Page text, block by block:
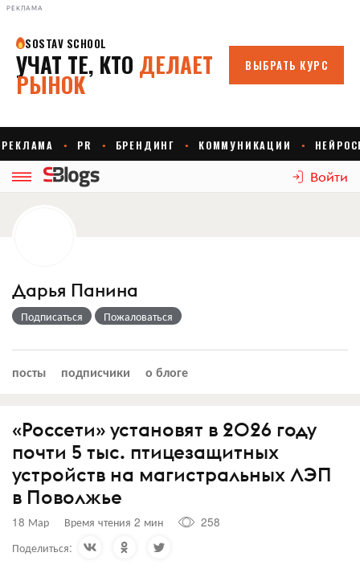
РЕКЛАМА
Войти
Дарья Панина
Подписаться Пожаловаться
посты подписчики о блоге
«Россети» установят в 2026 году
почти 5 тыс. птицезащитных
устройств на магистральных ЛЭП
в Поволжье
18 Мар Время чтения 2 мин
258
Поделиться: